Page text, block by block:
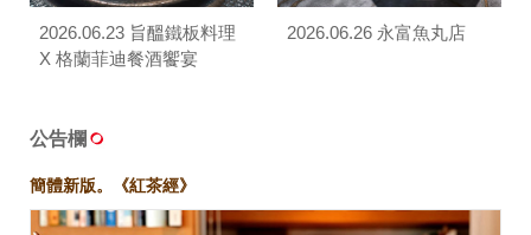
2026.06.23 旨醞鐵板料理
X 格蘭菲迪餐酒饗宴
2026.06.26 永富魚丸店
公告欄
簡體新版。《紅茶經》